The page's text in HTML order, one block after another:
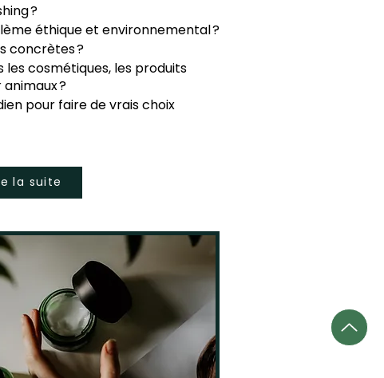
?
éthique et environnemental ?
concrètes ?
les cosmétiques, les produits
?
pour faire de vrais choix
la suite